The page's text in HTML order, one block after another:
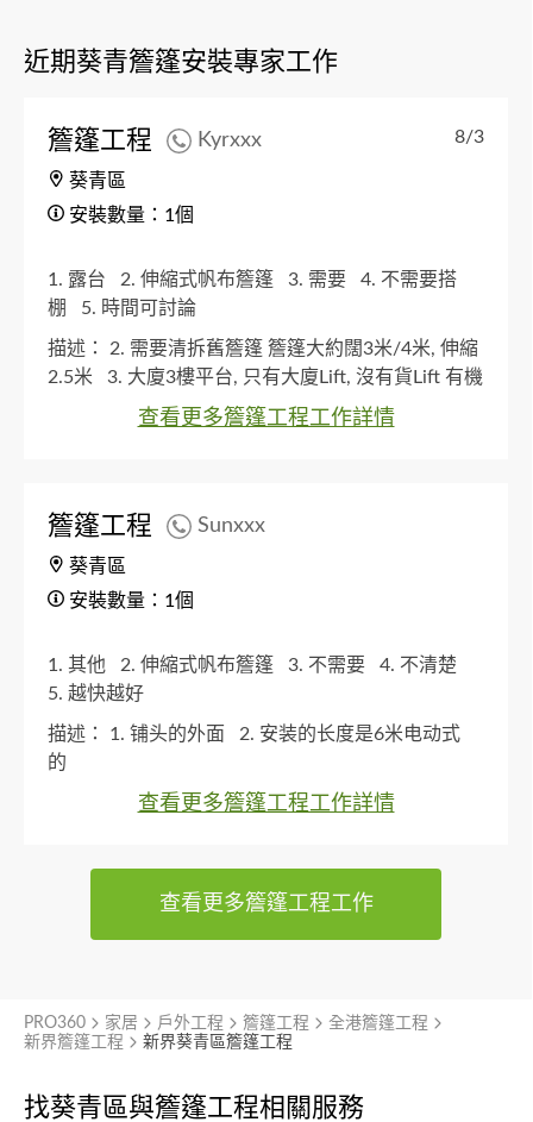
近期葵青簷篷安裝專家工作
簷篷工程 Kyrxxx
葵青區
安裝數量：1個
8/3
1. 露台 2. 伸縮式帆布簷篷 3. 需要
4. 不需要搭
棚
5. 時間可討論
描述： 2. 需要清拆舊簷篷 簷篷大約闊3米/4米, 伸縮
2.5米
3. 大廈3樓平台, 只有大廈Lift, 沒有貨Lift 有機
會需要搬樓梯
查看更多簷篷工程工作詳情
簷篷工程 Sunxxx
葵青區
安裝數量：1個
1. 其他 2. 伸縮式帆布簷篷 3. 不需要
4. 不清楚
5. 越快越好
描述： 1. 铺头的外面
2. 安装的长度是6米电动式
的
查看更多簷篷工程工作詳情
查看更多簷篷工程工作
找葵青區與簷篷工程相關服務
PRO360 家居 戶外工程 簷篷工程
全港簷篷工程
新界簷篷工程
新界葵青區簷篷工程